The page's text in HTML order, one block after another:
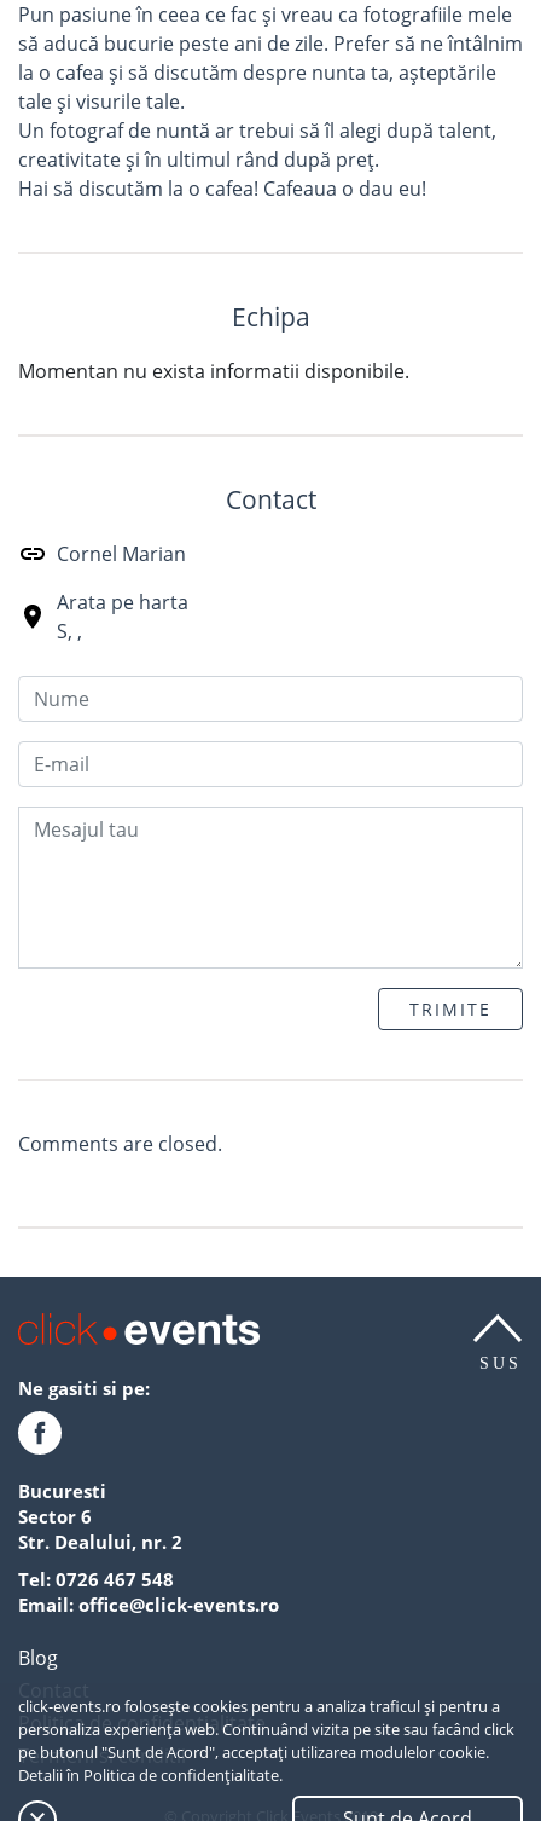
click-events.ro folosește cookies pentru a analiza traficul și pentru a
personaliza experiența web. Continuând vizita pe site sau facând click
pe butonul "Sunt de Acord", acceptați utilizarea modulelor cookie.
Detalii în Politica de confidențialitate.
Pun pasiune în ceea ce fac și vreau ca fotografiile mele
să aducă bucurie peste ani de zile. Prefer să ne întâlnim
la o cafea și să discutăm despre nunta ta, așteptările
tale și visurile tale.
Un fotograf de nuntă ar trebui să îl alegi după talent,
creativitate și în ultimul rând după preț.
Hai să discutăm la o cafea! Cafeaua o dau eu!
Echipa
Momentan nu exista informatii disponibile.
Contact
Cornel Marian
Arata pe harta
S, ,
TRIMITE
Comments are closed.
SUS
Ne gasiti si pe:
Bucuresti
Sector 6
Str. Dealului, nr. 2
Tel: 0726 467 548
Email: office@click-events.ro
Blog
Politica de confidentialitate
Termeni si conditii
© Copyright Click Events 2019